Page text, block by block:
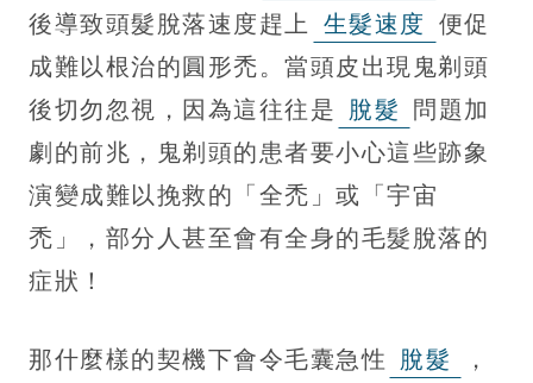
後導致頭髮脫落速度趕上 生髮速度 便促
成難以根治的圓形禿。當頭皮出現鬼剃頭
後切勿忽視，因為這往往是 脫髮 問題加
劇的前兆，鬼剃頭的患者要小心這些跡象
演變成難以挽救的「全禿」或「宇宙
禿」，部分人甚至會有全身的毛髮脫落的
症狀！
那什麼樣的契機下會令毛囊急性 脫髮
，